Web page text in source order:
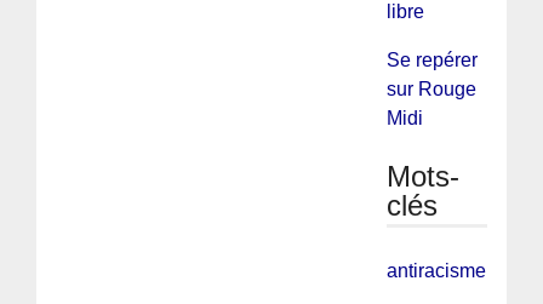
libre
Se repérer
sur Rouge
Midi
Mots-
clés
antiracisme